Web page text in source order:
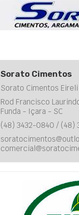
Sorato Cimentos
Sorato Cimentos Eireli
Rod Francisco
Funda - Içara - SC
(48) 3432-0840 / (48)